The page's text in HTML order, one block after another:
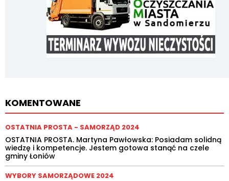
KOMENTOWANE
OSTATNIA PROSTA - SAMORZĄD 2024
OSTATNIA PROSTA. Martyna Pawłowska: Posiadam solidną
wiedzę i kompetencje. Jestem gotowa stanąć na czele
gminy Łoniów
WYBORY SAMORZĄDOWE 2024